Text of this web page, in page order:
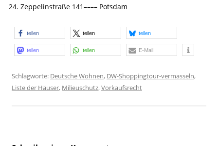
Zeppelinstraße 141–––– Potsdam
teilen teilen teilen
teilen teilen E-Mail
Schlagworte: Deutsche Wohnen, DW-Shoppingtour-vermasseln,
Liste der Häuser, Milieuschutz,Vorkaufsrecht